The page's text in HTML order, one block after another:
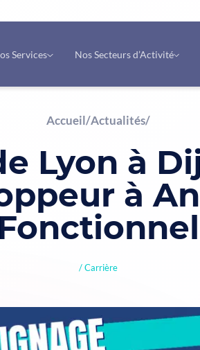
Services Nos Secteurs d’Activité
Accueil/Actualités/
Lyon à
à
Carrière